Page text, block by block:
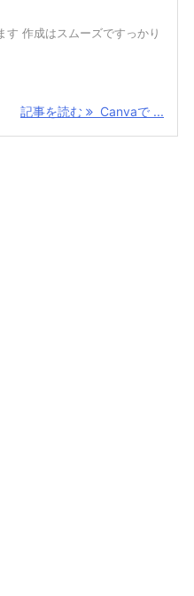
す 作成はスムーズですっかり
記事を読む Canvaで ...